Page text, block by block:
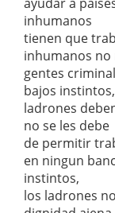
ayudar a
inhumanos
tienen que
inhumanos no
gentes
bajos
ladrones
no se les debe
de permitir
en ningun
instintos,
los ladrones